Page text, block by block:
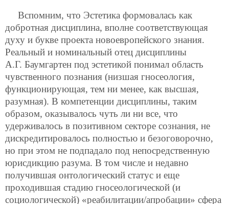
Вспомним, что Эстетика формовалась как
добротная дисциплина, вполне соответствующая
духу и букве проекта новоевропейского знания.
Реальный и номинальный отец дисциплины
А.Г. Баумгартен под эстетикой понимал область
чувственного познания (низшая гносеология,
функционирующая, тем ни менее, как высшая,
разумная). В компетенции дисциплины, таким
образом, оказывалось чуть ли ни все, что
удерживалось в позитивном секторе сознания, не
дискредитировалось полностью и безоговорочно,
но при этом не подпадало под непосредственную
юрисдикцию разума. В том числе и недавно
получившая онтологический статус и еще
проходившая стадию гносеологической (и
социологической) «реабилитации/апробации» сфера